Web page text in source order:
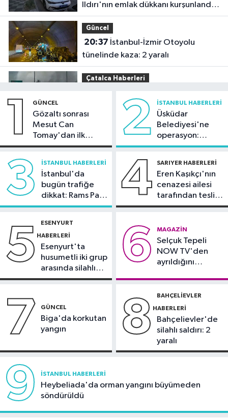
Ildırı'nın emlak dükkanı kurşunlandı:
1 yaralı
Güncel
20:37
tünelinde kaza: 2 yaralı
Çatalca Haberleri
dorsesi yandı; alevler tarım arazisine
sıçradı
güçlendirecek"
20:28
Ünal, yarı finalde
için geri sayım başladı
1 GÜNCEL
Gözaltı sonrası
Mesut Can
Tomay'dan ilk
açıklama
2 İSTANBUL HABERLERI
Üsküdar
Belediyesi'ne
operasyon:
Sinem Dedetaş'a
3 İSTANBUL HABERLERI
İstanbul'da
bugün trafiğe
dikkat: Rams Park
çevresinde bazı
4 SARIYER HABERLERI
Eren Kaşıkçı'nın
cenazesi ailesi
tarafından teslim
alındı
5 ESENYURT
HABERLERI
Esenyurt'ta
husumetli iki grup
arasında silahlı
kavga
6 MAGAZIN
Selçuk Tepeli
NOW TV'den
ayrıldığını
7 GÜNCEL
Biga'da korkutan
yangın
8 BAHÇELIEVLER
HABERLERI
Bahçelievler'de
silahlı saldırı: 2
yaralı
9 İSTANBUL HABERLERI
Heybeliada'da orman yangını büyümeden
söndürüldü